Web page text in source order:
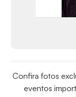
Confira fotos
eventos